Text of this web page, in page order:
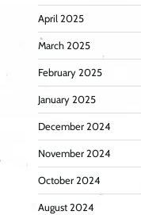
April 2025
March 2025
February 2025
January 2025
December 2024
November 2024
October 2024
August 2024